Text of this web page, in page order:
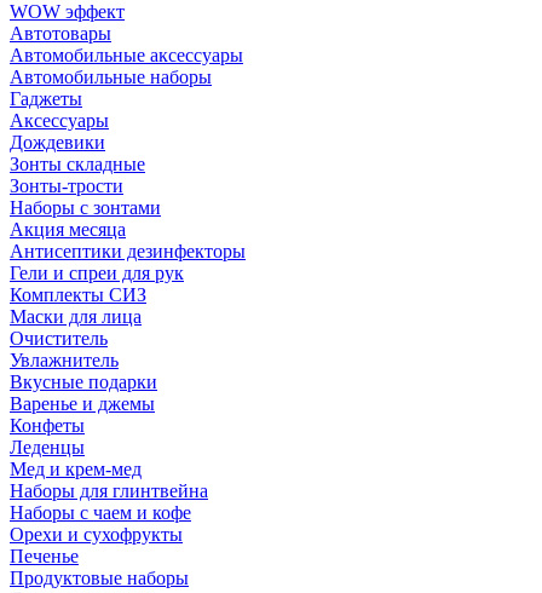
WOW эффект
Автотовары
Автомобильные аксессуары
Автомобильные наборы
Гаджеты
Аксессуары
Дождевики
Зонты складные
Зонты-трости
Наборы с зонтами
Акция месяца
Антисептики дезинфекторы
Гели и спреи для рук
Комплекты СИЗ
Маски для лица
Очиститель
Увлажнитель
Вкусные подарки
Варенье и джемы
Конфеты
Леденцы
Мед и крем-мед
Наборы для глинтвейна
Наборы с чаем и кофе
Орехи и сухофрукты
Печенье
Продуктовые наборы